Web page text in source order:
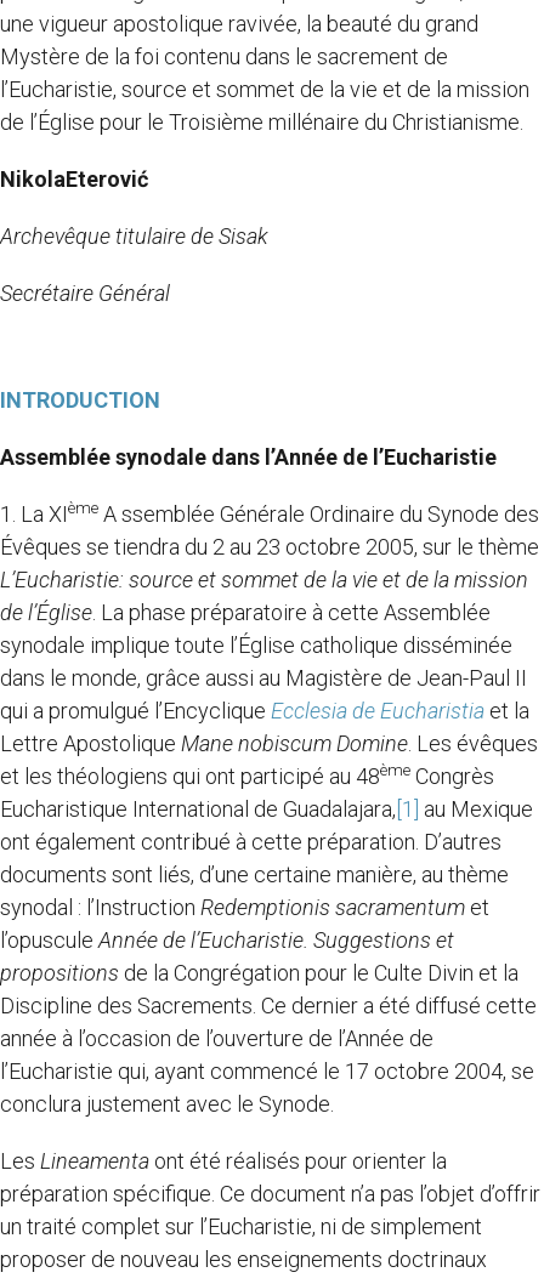
une vigueur apostolique ravivée, la beauté du grand
Mystère de la foi contenu dans le sacrement de
l’Eucharistie, source et sommet de la vie et de la mission
de l’Église pour le Troisième millénaire du Christianisme.
NikolaEterović
Archevêque titulaire de Sisak
Secrétaire Général
INTRODUCTION
Assemblée synodale dans l’Année de l’Eucharistie
1. La XIème A ssemblée Générale Ordinaire du Synode des
Évêques se tiendra du 2 au 23 octobre 2005, sur le thème
L’Eucharistie: source et sommet de la vie et de la mission
de l’Église . La phase préparatoire à cette Assemblée
synodale implique toute l’Église catholique disséminée
dans le monde, grâce aussi au Magistère de Jean-Paul II
qui a promulgué l’Encyclique Ecclesia de Eucharistia et la
Lettre Apostolique Mane nobiscum Domine . Les évêques
et les théologiens qui ont participé au 48ème Congrès
Eucharistique International de Guadalajara, [1]
au Mexique
ont également contribué à cette préparation. D’autres
documents sont liés, d’une certaine manière, au thème
synodal : l’Instruction Redemptionis sacramentum et
l’opuscule Année de l’Eucharistie. Suggestions et
propositions de la Congrégation pour le Culte Divin et la
Discipline des Sacrements. Ce dernier a été diffusé cette
année à l’occasion de l’ouverture de l’Année de
l’Eucharistie qui, ayant commencé le 17 octobre 2004, se
conclura justement avec le Synode.
Les Lineamenta ont été réalisés pour orienter la
préparation spécifique. Ce document n’a pas l’objet d’offrir
un traité complet sur l’Eucharistie, ni de simplement
proposer de nouveau les enseignements doctrinaux